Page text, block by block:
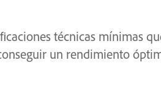
técnicas mínimas
un rendimiento